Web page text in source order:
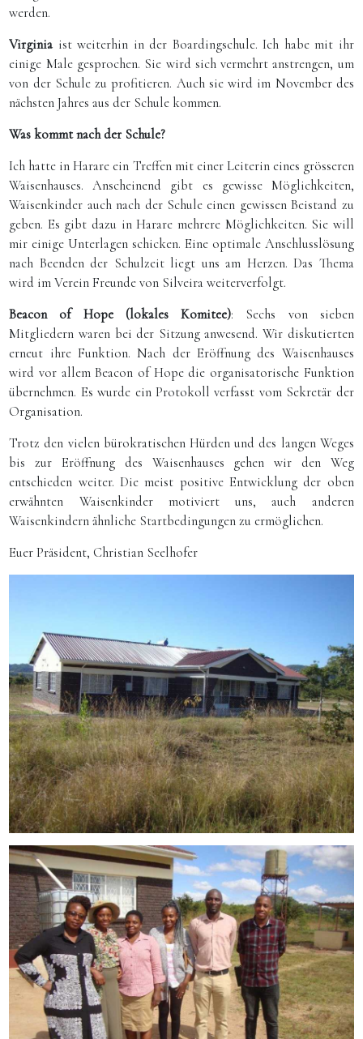
werden.
Virginia ist weiterhin in der Boardingschule. Ich habe mit ihr
einige Male gesprochen. Sie wird sich vermehrt anstrengen, um
von der Schule zu profitieren. Auch sie wird im November des
nächsten Jahres aus der Schule kommen.
Was kommt nach der Schule?
Ich hatte in Harare ein Treffen mit einer Leiterin eines grösseren
Waisenhauses. Anscheinend gibt es gewisse Möglichkeiten,
Waisenkinder auch nach der Schule einen gewissen Beistand zu
geben. Es gibt dazu in Harare mehrere Möglichkeiten. Sie will
mir einige Unterlagen schicken. Eine optimale Anschlusslösung
nach Beenden der Schulzeit liegt uns am Herzen. Das Thema
wird im Verein Freunde von Silveira weiterverfolgt.
Beacon of Hope (lokales Komitee): Sechs von sieben
Mitgliedern waren bei der Sitzung anwesend. Wir diskutierten
erneut ihre Funktion. Nach der Eröffnung des Waisenhauses
wird vor allem Beacon of Hope die organisatorische Funktion
übernehmen. Es wurde ein Protokoll verfasst vom Sekretär der
Organisation.
Trotz den vielen bürokratischen Hürden und des langen Weges
bis zur Eröffnung des Waisenhauses gehen wir den Weg
entschieden weiter. Die meist positive Entwicklung der oben
erwähnten Waisenkinder motiviert uns, auch anderen
Waisenkindern ähnliche Startbedingungen zu ermöglichen.
Euer Präsident, Christian Seelhofer